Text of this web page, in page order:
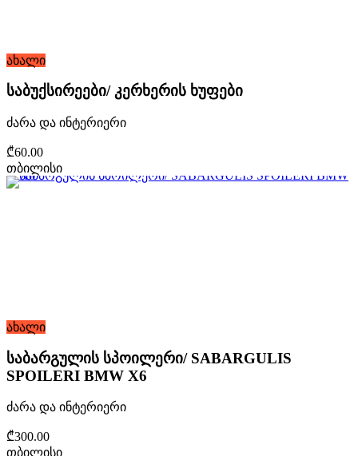
ახალი
საბუქსირეები/ კერხერის ხუფები
ძარა და ინტერიერი
₾60.00
თბილისი
ახალი
საბარგულის სპოილერი/ SABARGULIS
SPOILERI BMW X6
ძარა და ინტერიერი
₾300.00
თბილისი